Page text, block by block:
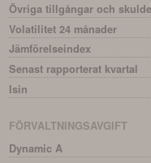
Övriga tillgångar och
Volatilitet 24 månader
Jämförelseindex
Senast rapporterat kvartal
Isin
FÖRVALTNINGSAVGIFT
Dynamic A